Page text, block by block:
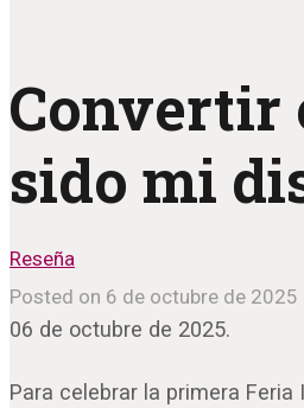
Convertir
sido mi
Reseña
Posted on 6 de octubre de 2025
06 de octubre de 2025.
Para celebrar la primera